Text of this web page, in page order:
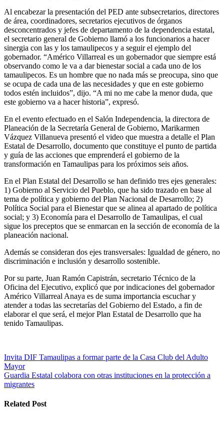
Al encabezar la presentación del PED ante subsecretarios, directores
de área, coordinadores, secretarios ejecutivos de órganos
desconcentrados y jefes de departamento de la dependencia estatal,
el secretario general de Gobierno llamó a los funcionarios a hacer
sinergia con las y los tamaulipecos y a seguir el ejemplo del
gobernador. “Américo Villarreal es un gobernador que siempre está
observando como le va a dar bienestar social a cada uno de los
tamaulipecos. Es un hombre que no nada más se preocupa, sino que
se ocupa de cada una de las necesidades y que en este gobierno
todos estén incluidos”, dijo. “A mi no me cabe la menor duda, que
este gobierno va a hacer historia”, expresó.
En el evento efectuado en el Salón Independencia, la directora de
Planeación de la Secretaría General de Gobierno, Marikarmen
Vázquez Villanueva presentó el video que muestra a detalle el Plan
Estatal de Desarrollo, documento que constituye el punto de partida
y guía de las acciones que emprenderá el gobierno de la
transformación en Tamaulipas para los próximos seis años.
En el Plan Estatal del Desarrollo se han definido tres ejes generales:
1) Gobierno al Servicio del Pueblo, que ha sido trazado en base al
tema de política y gobierno del Plan Nacional de Desarrollo; 2)
Política Social para el Bienestar que se alinea al apartado de política
social; y 3) Economía para el Desarrollo de Tamaulipas, el cual
sigue los preceptos que se enmarcan en la sección de economía de la
planeación nacional.
Además se consideran dos ejes transversales: Igualdad de género, no
discriminación e inclusión y desarrollo sostenible.
Por su parte, Juan Ramón Capistrán, secretario Técnico de la
Oficina del Ejecutivo, explicó que por indicaciones del gobernador
Américo Villarreal Anaya es de suma importancia escuchar y
atender a todas las secretarías del Gobierno del Estado, a fin de
elaborar el que será, el mejor Plan Estatal de Desarrollo que ha
tenido Tamaulipas.
Navegación
de
entradas
Invita DIF Tamaulipas a formar parte de la Casa Club del Adulto
Mayor
Guardia Estatal colabora con otras instituciones en la protección a
migrantes
Related Post